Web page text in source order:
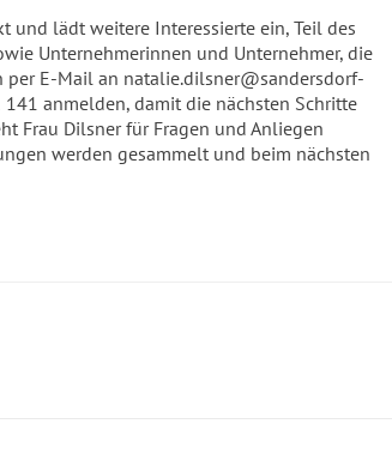
und lädt weitere Interessierte ein, Teil des
Unternehmerinnen und Unternehmer, die
E-Mail an natalie.dilsner@sandersdorf-
anmelden, damit die nächsten Schritte
Frau Dilsner für Fragen und Anliegen
werden gesammelt und beim nächsten